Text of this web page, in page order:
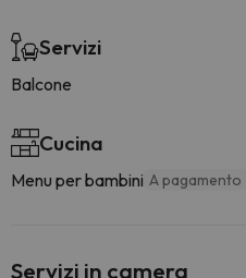
Servizi
Balcone
Cucina
Menu per bambini A pagamento
Servizi in camera